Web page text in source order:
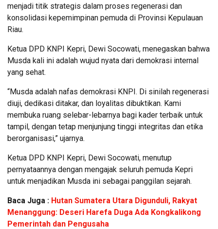
menjadi titik strategis dalam proses regenerasi dan
konsolidasi kepemimpinan pemuda di Provinsi Kepulauan
Riau.
Ketua DPD KNPI Kepri, Dewi Socowati, menegaskan bahwa
Musda kali ini adalah wujud nyata dari demokrasi internal
yang sehat.
“Musda adalah nafas demokrasi KNPI. Di sinilah regenerasi
diuji, dedikasi ditakar, dan loyalitas dibuktikan. Kami
membuka ruang selebar-lebarnya bagi kader terbaik untuk
tampil, dengan tetap menjunjung tinggi integritas dan etika
berorganisasi,” ujarnya.
Ketua DPD KNPI Kepri, Dewi Socowati, menutup
pernyataannya dengan mengajak seluruh pemuda Kepri
untuk menjadikan Musda ini sebagai panggilan sejarah.
Baca Juga : Hutan Sumatera Utara Digunduli, Rakyat
Menanggung: Deseri Harefa Duga Ada Kongkalikong
Pemerintah dan Pengusaha